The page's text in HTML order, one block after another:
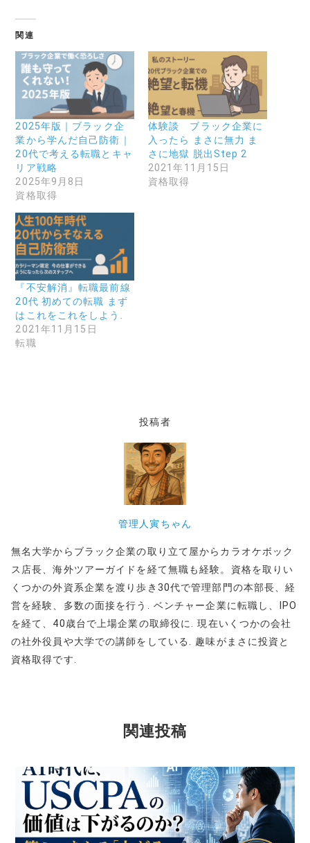
関連
2025年版｜ブラック企
業から学んだ自己防衛｜
20代で考える転職とキャ
リア戦略
2025年9月8日
資格取得
体験談 ブラック企業に
入ったら まさに無力 ま
さに地獄 脱出Step 2
2021年11月15日
資格取得
『不安解消』転職最前線
20代 初めての転職 まず
はこれをこれをしよう.
2021年11月15日
転職
投稿者
管理人寅ちゃん
無名大学からブラック企業の取り立て屋からカラオケボック
ス店長、海外ツアーガイドを経て無職も経験。資格を取りい
くつかの外資系企業を渡り歩き30代で管理部門の本部長、経
営を経験、多数の面接を行う. ベンチャー企業に転職し、IPO
を経て、40歳台で上場企業の取締役に. 現在いくつかの会社
の社外役員や大学での講師をしている. 趣味がまさに投資と
資格取得です.
関連投稿